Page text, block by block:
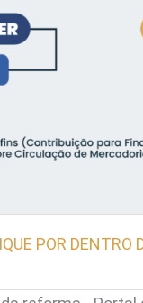
POR DENTRO